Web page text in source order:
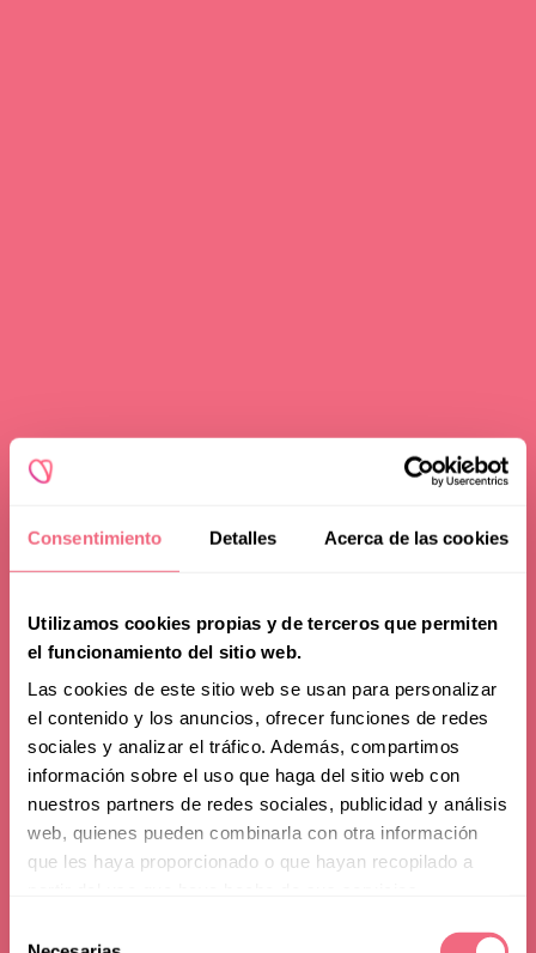
Consentimiento Detalles Acerca de las cookies
Utilizamos cookies propias y de terceros que permiten
el funcionamiento del sitio web.
Las cookies de este sitio web se usan para personalizar
el contenido y los anuncios, ofrecer funciones de redes
sociales y analizar el tráfico. Además, compartimos
información sobre el uso que haga del sitio web con
nuestros partners de redes sociales, publicidad y análisis
web, quienes pueden combinarla con otra información
que les haya proporcionado o que hayan recopilado a
Jaw & Chin
Feminization
filters